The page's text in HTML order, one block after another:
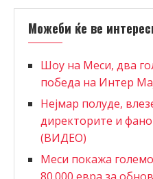
Можеби ќе ве
Шоу на Меси, два
победа на Интер
Нејмар полуде,
директорите и
(ВИДЕО)
Меси покажа
80.000 евра за